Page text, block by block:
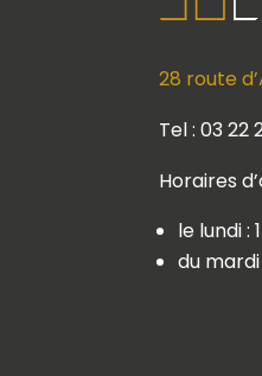
28 route
Tel : 03 22
Horaires
le lundi :
du mardi